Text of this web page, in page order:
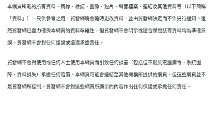
本網頁所載的所有資料、商標、標誌、圖像、短片、聲音檔案、連結及其他資料等（以下簡稱
「資料」），只供參考之用，貿發網將會隨時更改資料，並由貿發網決定而不作另行通知。雖
然貿發網已盡力確保本網頁的資料準確性，但貿發網不會明示或隱含保證該等資料均為準確無
誤。貿發網不會對任何錯誤或遺漏承擔責任。
貿發網不會對使用或任何人士使用本網頁而引致任何損害（包括但不限於電腦病毒、系統固
障、資料損失）承擔任何賠償。本網頁可能會連結至其他機構所提供的網頁，但這些網頁並不
是貿發網所控制。貿發網不會對這些網頁所顯示的內容作出任何保證或承擔任何責任。